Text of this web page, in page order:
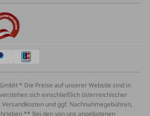
* Die Preise auf unserer Website sind in
sich einschließlich österreichischer
und ggf. Nachnahmegebühren,
** Bei den von uns angebotenen